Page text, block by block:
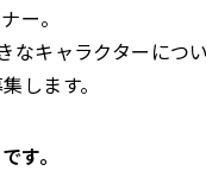
ー。
なキャラクターにつ
します。
です。